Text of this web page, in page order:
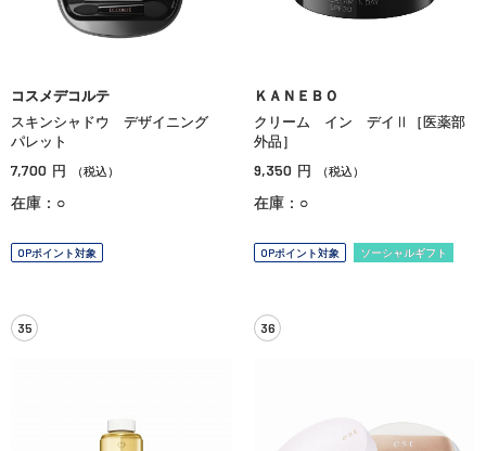
コスメデコルテ
スキンシャドウ デザイニング
パレット
7,700 円 （税込）
在庫：○
OPポイント対象
ＫＡＮＥＢＯ
クリーム イン デイⅡ［医薬部
外品］
9,350 円 （税込）
在庫：○
OPポイント対象 ソーシャルギフト
35 36